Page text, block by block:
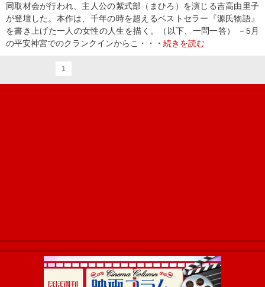
同取材会が行われ、主人公の紫式部（まひろ）を演じる吉高由里子
が登壇した。本作は、千年の時を超えるベストセラー『源氏物語』
を書き上げた一人の女性の人生を描く。（以下、一問一答） －5月
の平安神宮でのクランクインからこ・・・ 続きを読む
1